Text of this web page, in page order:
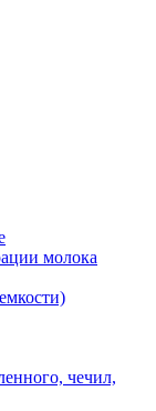
молока
чечил,